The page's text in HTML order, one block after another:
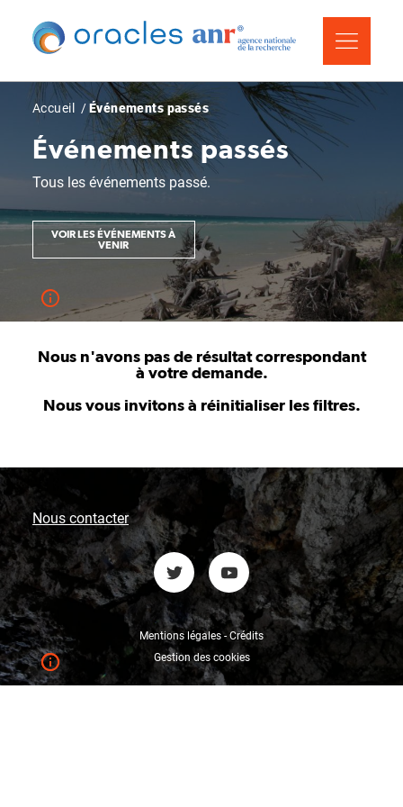
contenu
Fil
Accueil Événements passés
Événements passés
Tous les événements passé.
VOIR LES ÉVÉNEMENTS À
VENIR
Nous n'avons pas de résultat correspondant
à votre demande.
Nous vous invitons à réinitialiser les filtres.
Nous contacter
Mentions légales - Crédits
Gestion des cookies